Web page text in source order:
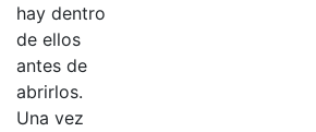
hay dentro
de ellos
antes de
abrirlos.
Una vez